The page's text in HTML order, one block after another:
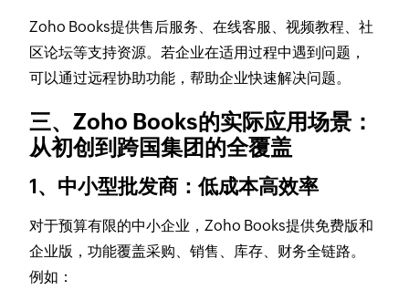
Zoho Books提供售后服务、在线客服、视频教程、社
区论坛等支持资源。若企业在适用过程中遇到问题，
可以通过远程协助功能，帮助企业快速解决问题。
三、Zoho Books的实际应用场景：
从初创到跨国集团的全覆盖
1、 中小型批发商：低成本高效率
对于预算有限的中小企业，Zoho Books提供免费版和
企业版，功能覆盖采购、销售、库存、财务全链路。
例如：